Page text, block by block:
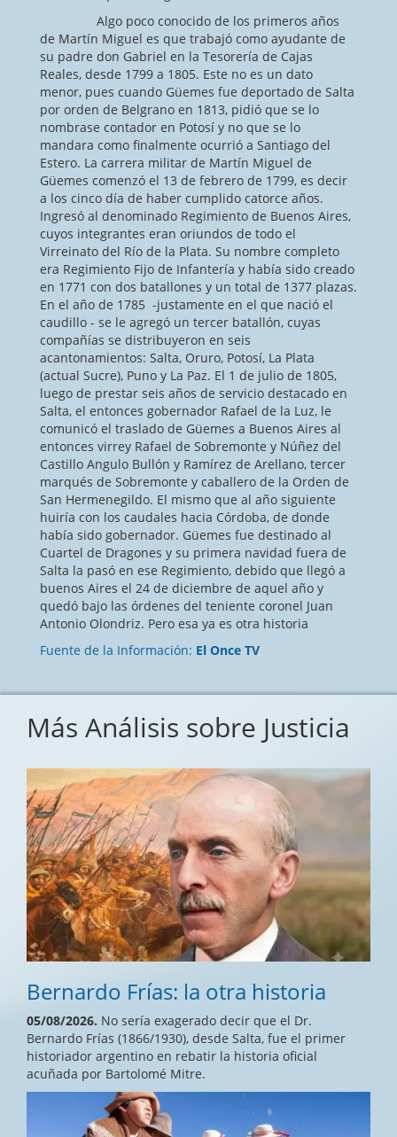
Algo poco conocido de los primeros años
de Martín Miguel es que trabajó como ayudante de
su padre don Gabriel en la Tesorería de Cajas
Reales, desde 1799 a 1805. Este no es un dato
menor, pues cuando Güemes fue deportado de Salta
por orden de Belgrano en 1813, pidió que se lo
nombrase contador en Potosí y no que se lo
mandara como finalmente ocurrió a Santiago del
Estero. La carrera militar de Martín Miguel de
Güemes comenzó el 13 de febrero de 1799, es decir
a los cinco día de haber cumplido catorce años.
Ingresó al denominado Regimiento de Buenos Aires,
cuyos integrantes eran oriundos de todo el
Virreinato del Río de la Plata. Su nombre completo
era Regimiento Fijo de Infantería y había sido creado
en 1771 con dos batallones y un total de 1377 plazas.
En el año de 1785 -justamente en el que nació el
caudillo - se le agregó un tercer batallón, cuyas
compañías se distribuyeron en seis
acantonamientos: Salta, Oruro, Potosí, La Plata
(actual Sucre), Puno y La Paz. El 1 de julio de 1805,
luego de prestar seis años de servicio destacado en
Salta, el entonces gobernador Rafael de la Luz, le
comunicó el traslado de Güemes a Buenos Aires al
entonces virrey Rafael de Sobremonte y Núñez del
Castillo Angulo Bullón y Ramírez de Arellano, tercer
marqués de Sobremonte y caballero de la Orden de
San Hermenegildo. El mismo que al año siguiente
huiría con los caudales hacia Córdoba, de donde
había sido gobernador. Güemes fue destinado al
Cuartel de Dragones y su primera navidad fuera de
Salta la pasó en ese Regimiento, debido que llegó a
buenos Aires el 24 de diciembre de aquel año y
quedó bajo las órdenes del teniente coronel Juan
Antonio Olondriz. Pero esa ya es otra historia
Fuente de la Información: El Once TV
Más Análisis sobre Justicia
Bernardo Frías: la otra historia
05/08/2026. No sería exagerado decir que el Dr.
Bernardo Frías (1866/1930), desde Salta, fue el primer
historiador argentino en rebatir la historia oficial
acuñada por Bartolomé Mitre.